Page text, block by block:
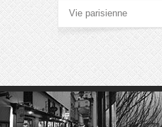
Vie parisienne